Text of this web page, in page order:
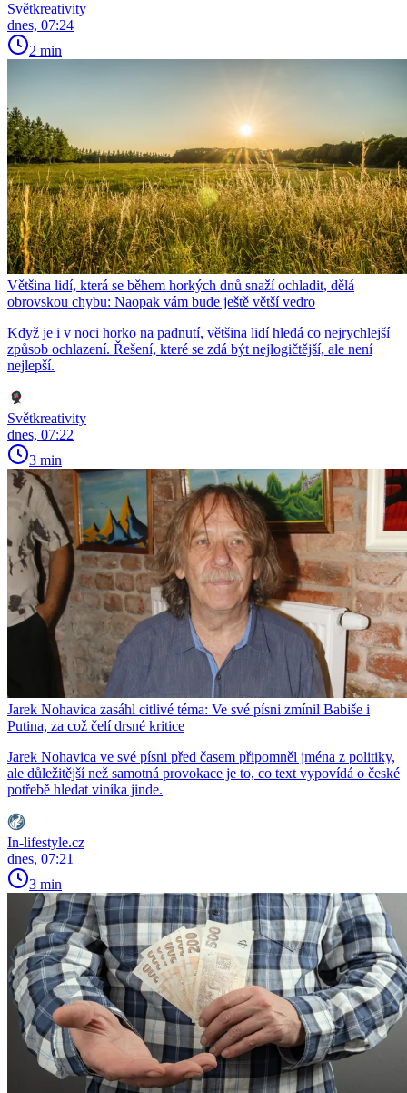
Světkreativity
dnes, 07:24
2 min
Většina lidí, která se během horkých dnů snaží ochladit, dělá
obrovskou chybu: Naopak vám bude ještě větší vedro
Když je i v noci horko na padnutí, většina lidí hledá co nejrychlejší
způsob ochlazení. Řešení, které se zdá být nejlogičtější, ale není
nejlepší.
Světkreativity
dnes, 07:22
3 min
Jarek Nohavica zasáhl citlivé téma: Ve své písni zmínil Babiše i
Putina, za což čelí drsné kritice
Jarek Nohavica ve své písni před časem připomněl jména z politiky,
ale důležitější než samotná provokace je to, co text vypovídá o české
potřebě hledat viníka jinde.
In-lifestyle.cz
dnes, 07:21
3 min